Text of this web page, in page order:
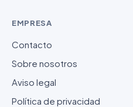
EMPRESA
Contacto
Sobre nosotros
Aviso legal
Política de privacidad